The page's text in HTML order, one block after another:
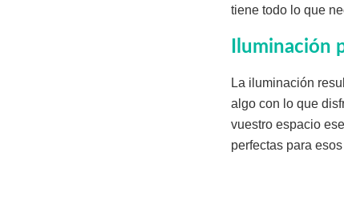
tiene todo lo que
Iluminación
La iluminación
algo con lo que
vuestro espacio
perfectas para